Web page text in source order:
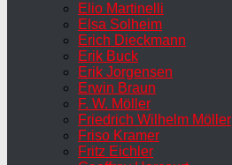
Elio Martinelli
Elsa Solheim
Erich Dieckmann
Erik Buck
Erik Jorgensen
Erwin Braun
F. W. Möller
Friedrich Wilhelm Möller
Friso Kramer
Fritz Eichler